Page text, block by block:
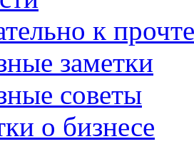
к
заметки
советы
о бизнесе